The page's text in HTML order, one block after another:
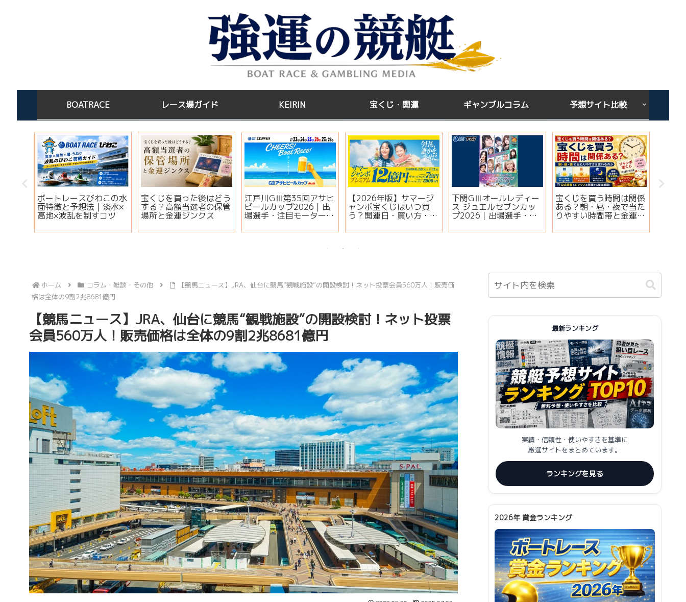
BOATRACE レース場ガイド KEIRIN 宝くじ・開運 ギャンブルコラム 予想サイト比較
ボートレースびわこの水
面特徴と予想法｜淡水×
高地×波乱を制すコツ
宝くじを買った後はどう
する？高額当選者の保管
場所と金運ジンクス
江戸川GⅢ第35回アサヒ
ビールカップ2026｜出
場選手・注目モーター・
【2026年版】サマージ
ャンボ宝くじはいつ買
う？開運日・買い方・連
説
下関GⅢオールレディー
ス ジュエルセブンカッ
プ2026｜出場選手・注
報まとめ
宝くじを買う時間は関係
ある？朝・昼・夜で当た
りやすい時間帯と金運ジ
ホーム コラム・雑談・その他
【競馬ニュース】JRA、仙台に競馬“観戦施設”の開設検討！ネット投票会員560万人！販売価
格は全体の9割2兆8681億円
【競馬ニュース】JRA、仙台に競馬“観戦施設”の開設検討！ネット投票
会員560万人！販売価格は全体の9割2兆8681億円
最新ランキング
実績・信頼性・使いやすさを基準に
厳選サイトをまとめています。
ランキングを見る
2026年 賞金ランキング